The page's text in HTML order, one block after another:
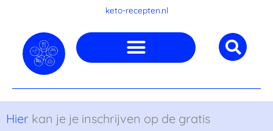
inhoud
keto-recepten.nl
Hier kan je je inschrijven op de gratis